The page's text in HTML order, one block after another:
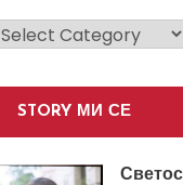
Категории
STORY МИ СЕ